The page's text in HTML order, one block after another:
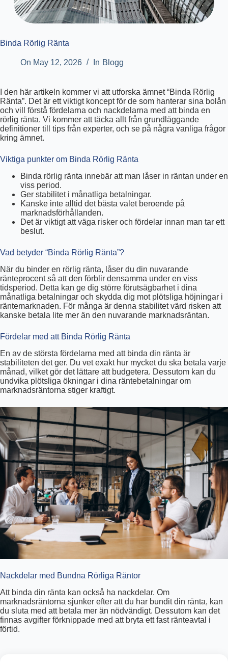
Binda Rörlig Ränta
On May 12, 2026 In Blogg
I den här artikeln kommer vi att utforska ämnet “Binda Rörlig
Ränta”. Det är ett viktigt koncept för de som hanterar sina bolån
och vill förstå fördelarna och nackdelarna med att binda en
rörlig ränta. Vi kommer att täcka allt från grundläggande
definitioner till tips från experter, och se på några vanliga frågor
kring ämnet.
Viktiga punkter om Binda Rörlig Ränta
Binda rörlig ränta innebär att man låser in räntan under en
viss period.
Ger stabilitet i månatliga betalningar.
Kanske inte alltid det bästa valet beroende på
marknadsförhållanden.
Det är viktigt att väga risker och fördelar innan man tar ett
beslut.
Vad betyder “Binda Rörlig Ränta”?
När du binder en rörlig ränta, låser du din nuvarande
ränteprocent så att den förblir densamma under en viss
tidsperiod. Detta kan ge dig större förutsägbarhet i dina
månatliga betalningar och skydda dig mot plötsliga höjningar i
räntemarknaden. För många är denna stabilitet värd risken att
kanske betala lite mer än den nuvarande marknadsräntan.
Fördelar med att Binda Rörlig Ränta
En av de största fördelarna med att binda din ränta är
stabiliteten det ger. Du vet exakt hur mycket du ska betala varje
månad, vilket gör det lättare att budgetera. Dessutom kan du
undvika plötsliga ökningar i dina räntebetalningar om
marknadsräntorna stiger kraftigt.
Nackdelar med Bundna Rörliga Räntor
Att binda din ränta kan också ha nackdelar. Om
marknadsräntorna sjunker efter att du har bundit din ränta, kan
du sluta med att betala mer än nödvändigt. Dessutom kan det
finnas avgifter förknippade med att bryta ett fast ränteavtal i
förtid.